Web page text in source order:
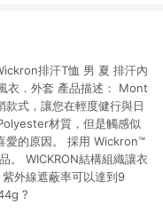
排汗T恤 男 夏 排汗內
衣．外套 產品描述： Mont
式，讓您在輕度健行與日
材質，但是觸感似
愛的原因。 採用 Wickron™
。 WICKRON結構組織讓衣
外線遮蔽率可以達到9
?